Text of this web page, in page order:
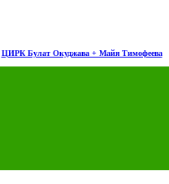
ЦИРК Булат Окуджава + Майя Тимофеева